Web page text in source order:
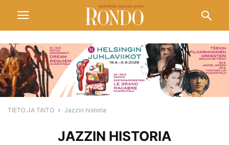
TIETO JA TAITO Jazzin historia
JAZZIN HISTORIA